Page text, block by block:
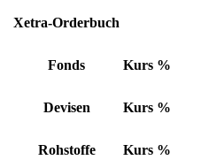
Xetra-Orderbuch
Fonds Kurs %
Devisen Kurs %
Rohstoffe Kurs %